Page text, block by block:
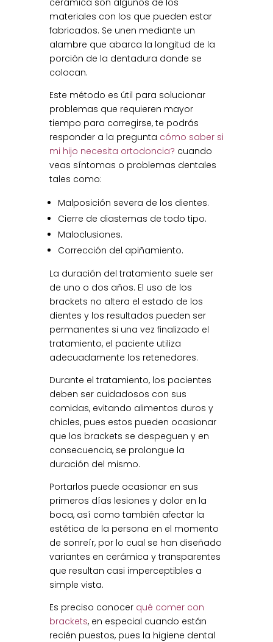
materiales con los que pueden estar
fabricados. Se unen mediante un
alambre que abarca la longitud de la
porción de la dentadura donde se
colocan.
Este método es útil para solucionar
problemas que requieren mayor
tiempo para corregirse, te podrás
responder a la pregunta cómo saber si
mi hijo necesita ortodoncia? cuando
veas síntomas o problemas dentales
tales como:
Malposición severa de los dientes.
Cierre de diastemas de todo tipo.
Maloclusiones.
Corrección del apiñamiento.
La duración del tratamiento suele ser
de uno o dos años. El uso de los
brackets no altera el estado de los
dientes y los resultados pueden ser
permanentes si una vez finalizado el
tratamiento, el paciente utiliza
adecuadamente los retenedores.
Durante el tratamiento, los pacientes
deben ser cuidadosos con sus
comidas, evitando alimentos duros y
chicles, pues estos pueden ocasionar
que los brackets se despeguen y en
consecuencia, se prolongue la
duración del mismo.
Portarlos puede ocasionar en sus
primeros días lesiones y dolor en la
boca, así como también afectar la
estética de la persona en el momento
de sonreír, por lo cual se han diseñado
variantes en cerámica y transparentes
que resultan casi imperceptibles a
simple vista.
Es preciso conocer qué comer con
brackets, en especial cuando están
recién puestos, pues la higiene dental